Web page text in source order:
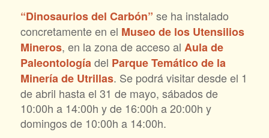
“Dinosaurios del Carbón” se ha instalado
concretamente en el Museo de los Utensilios
Mineros, en la zona de acceso al Aula de
Paleontología del Parque Temático de la
Minería de Utrillas. Se podrá visitar desde el 1
de abril hasta el 31 de mayo, sábados de
10:00h a 14:00h y de 16:00h a 20:00h y
domingos de 10:00h a 14:00h.